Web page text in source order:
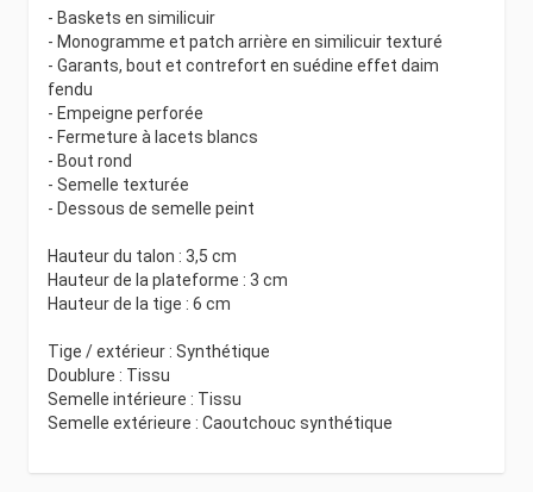
- Baskets en similicuir
- Monogramme et patch arrière en similicuir texturé
- Garants, bout et contrefort en suédine effet daim
fendu
- Empeigne perforée
- Fermeture à lacets blancs
- Bout rond
- Semelle texturée
- Dessous de semelle peint
Hauteur du talon : 3,5 cm
Hauteur de la plateforme : 3 cm
Hauteur de la tige : 6 cm
Tige / extérieur : Synthétique
Doublure : Tissu
Semelle intérieure : Tissu
Semelle extérieure : Caoutchouc synthétique